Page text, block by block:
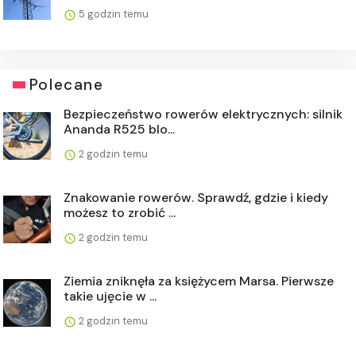
5 godzin temu
Polecane
Bezpieczeństwo rowerów elektrycznych: silnik
Ananda R525 blo...
2 godzin temu
Znakowanie rowerów. Sprawdź, gdzie i kiedy
możesz to zrobić ...
2 godzin temu
Ziemia zniknęła za księżycem Marsa. Pierwsze
takie ujęcie w ...
2 godzin temu